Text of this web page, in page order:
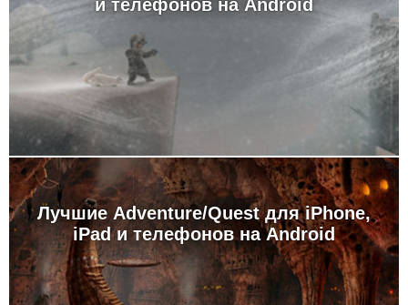
и телефонов на Android
Лучшие Adventure/Quest для iPhone,
iPad и телефонов на Android